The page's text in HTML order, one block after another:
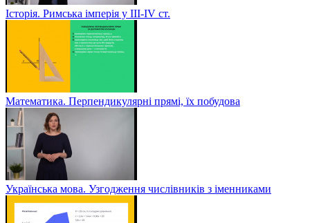
Історія. Римська імперія у III-ІV ст.
Математика. Перпендикулярні прямі, їх побудова
Українська мова. Узгодження числівників з іменниками